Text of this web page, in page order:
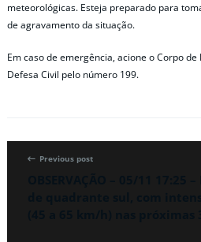
meteorológicas. Esteja preparado para
de agravamento da situação.
Em caso de emergência, acione o Corpo
Defesa Civil pelo número 199.
Previous post